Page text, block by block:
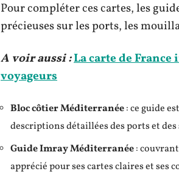
Pour compléter ces cartes, les
précieuses sur les ports, les
A voir aussi :La carte de
voyageurs
Bloc côtier Méditerranée: ce guide
descriptions détaillées des ports et
Guide Imray Méditerranée:
apprécié pour ses cartes claires et ses